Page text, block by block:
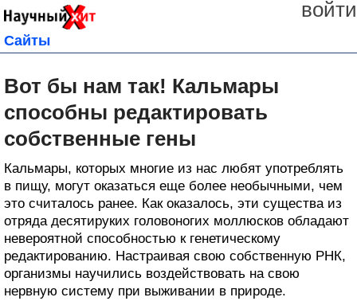
войти
Сайты
Вот бы нам так! Кальмары
способны редактировать
собственные гены
Кальмары, которых многие из нас любят употреблять
в пищу, могут оказаться еще более необычными, чем
это считалось ранее. Как оказалось, эти существа из
отряда десятируких головоногих моллюсков обладают
невероятной способностью к генетическому
редактированию. Настраивая свою собственную РНК,
организмы научились воздействовать на свою
нервную систему при выживании в природе.